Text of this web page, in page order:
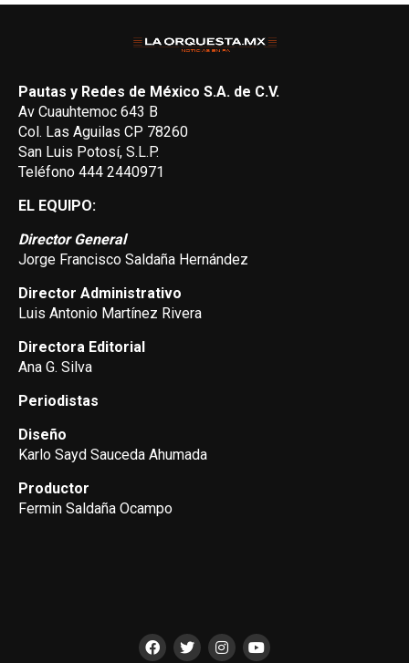
Pautas y Redes de México S.A. de C.V.
Av Cuauhtemoc 643 B
Col. Las Aguilas CP 78260
San Luis Potosí, S.L.P.
Teléfono 444 2440971
EL EQUIPO:
Director General
Jorge Francisco Saldaña Hernández
Director Administrativo
Luis Antonio Martínez Rivera
Directora Editorial
Ana G. Silva
Periodistas
Diseño
Karlo Sayd Sauceda Ahumada
Productor
Fermin Saldaña Ocampo